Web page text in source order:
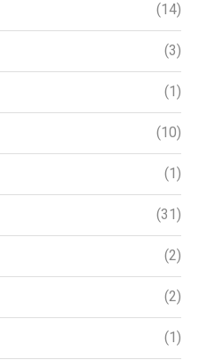
(14)
(3)
(1)
(10)
(1)
(31)
(2)
(2)
(1)